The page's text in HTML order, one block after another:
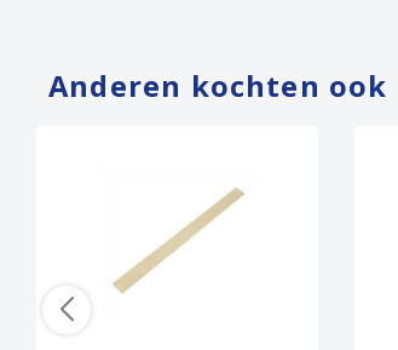
Anderen kochten ook